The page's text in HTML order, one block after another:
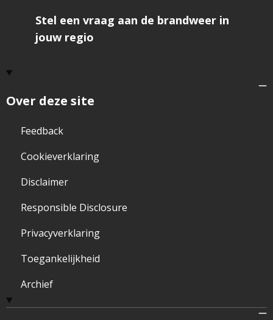
Over deze site
Feedback
Cookieverklaring
Disclaimer
Responsible Disclosure
Privacyverklaring
Toegankelijkheid
Archief
Stel een vraag aan de brandweer in
jouw regio